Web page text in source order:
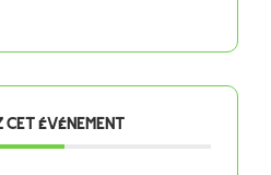
CET ÉVÉNEMENT